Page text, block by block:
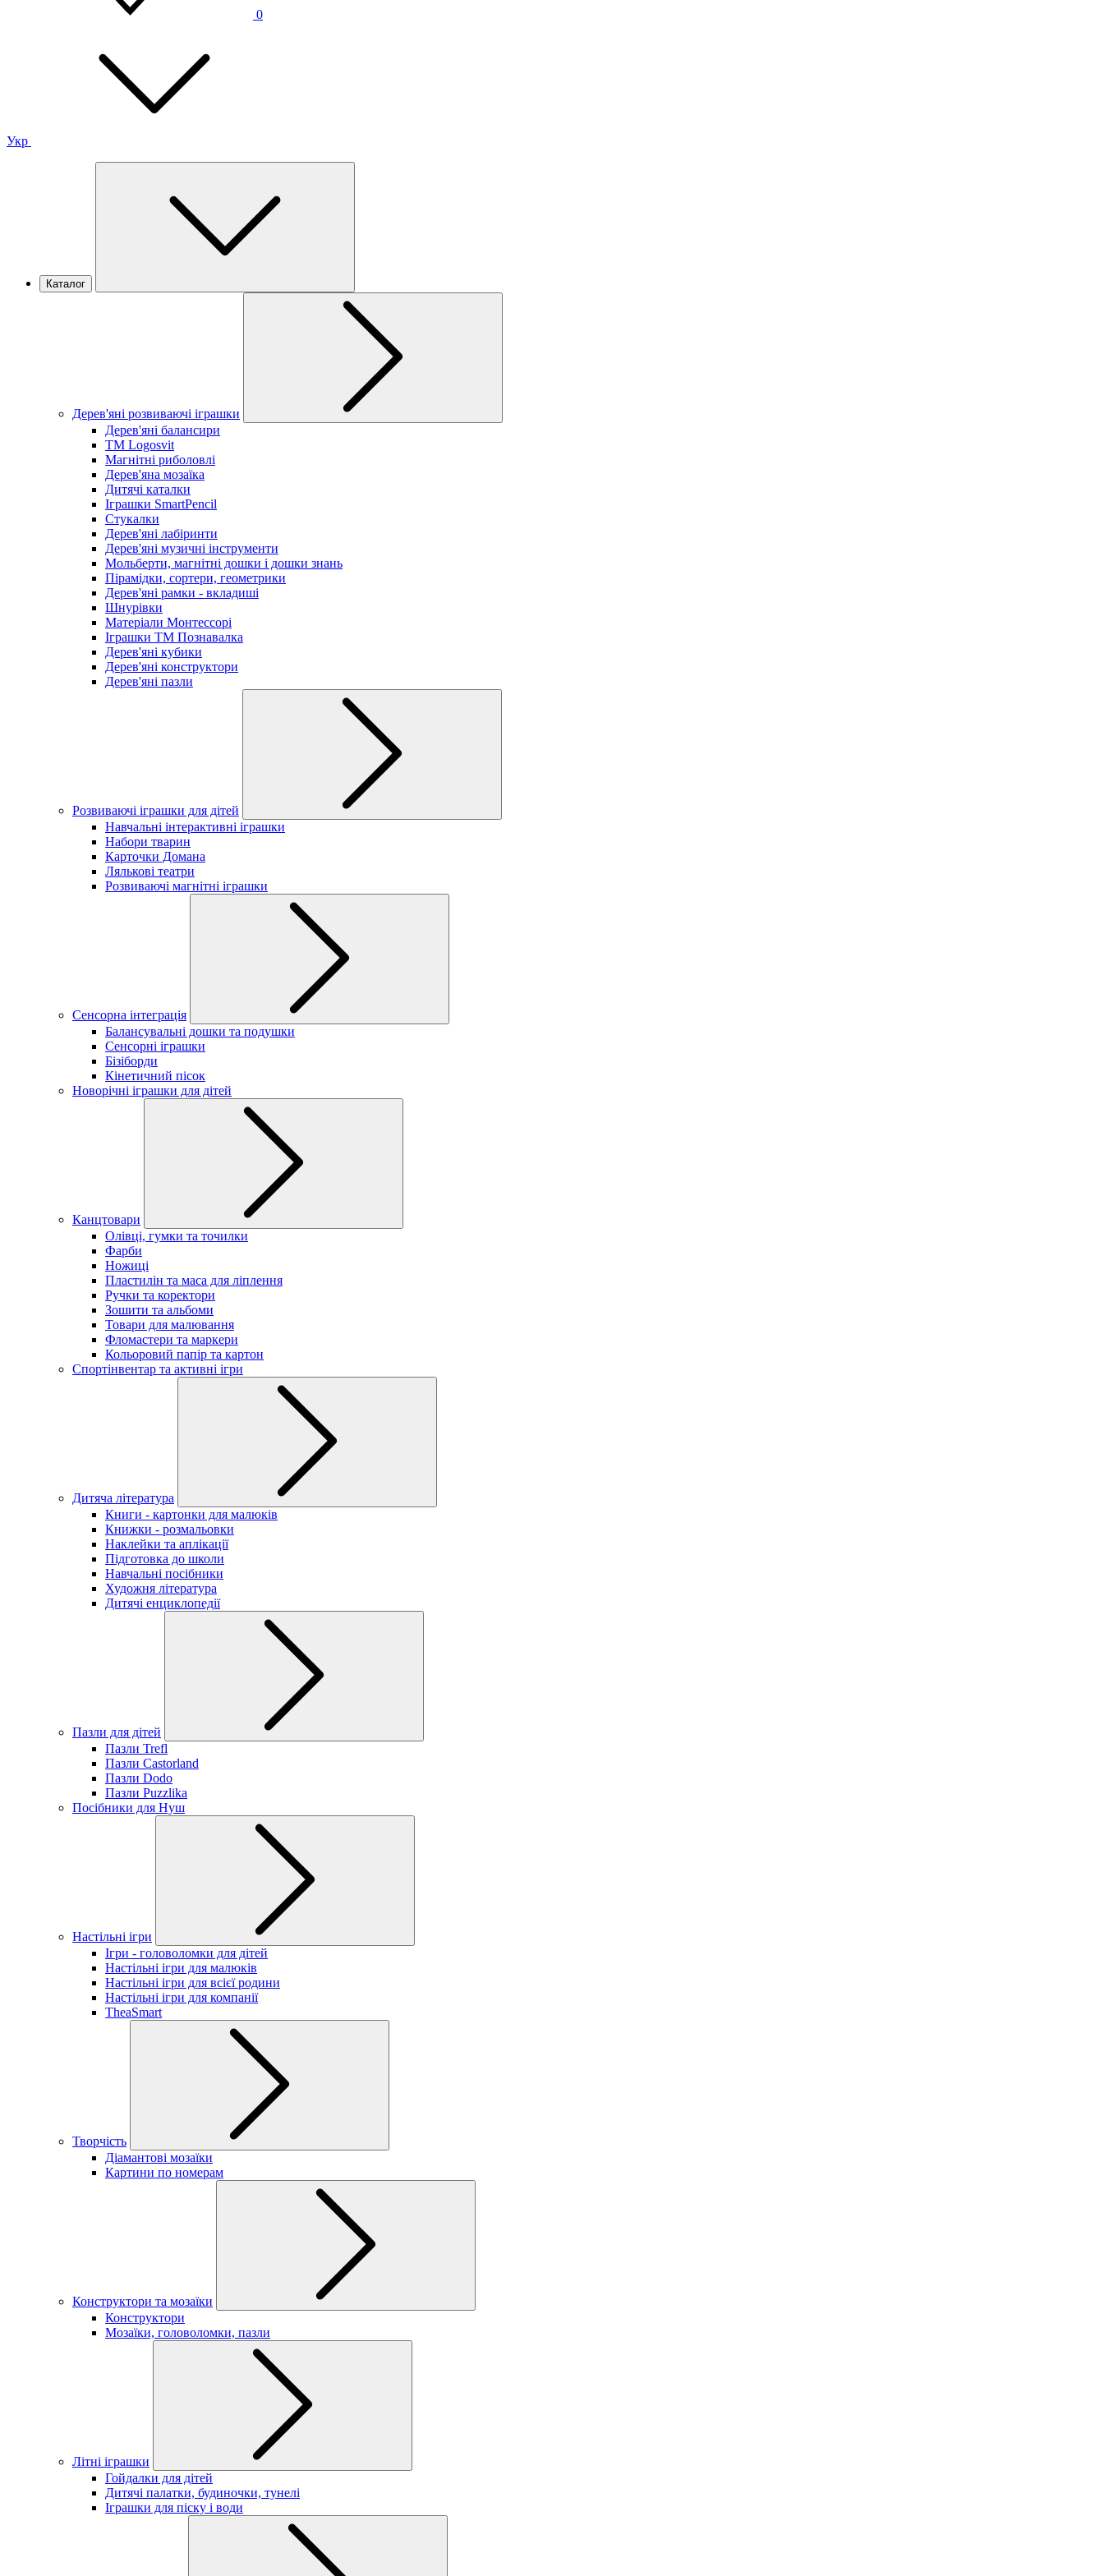
0
Укр
Каталог
Дерев'яні розвиваючі іграшки
Дерев'яні балансири
TM Logosvit
Магнітні риболовлі
Дерев'яна мозаїка
Дитячі каталки
Іграшки SmartPencil
Стукалки
Дерев'яні лабіринти
Дерев'яні музичні інструменти
Мольберти, магнітні дошки і дошки знань
Пірамідки, сортери, геометрики
Дерев'яні рамки - вкладиші
Шнурівки
Матеріали Монтессорі
Іграшки ТМ Познавалка
Дерев'яні кубики
Дерев'яні конструктори
Дерев'яні пазли
Розвиваючі іграшки для дітей
Навчальні інтерактивні іграшки
Набори тварин
Карточки Домана
Лялькові театри
Розвиваючі магнітні іграшки
Сенсорна інтеграція
Балансувальні дошки та подушки
Сенсорні іграшки
Бізіборди
Кінетичний пісок
Новорічні іграшки для дітей
Канцтовари
Олівці, гумки та точилки
Фарби
Ножиці
Пластилін та маса для ліплення
Ручки та коректори
Зошити та альбоми
Товари для малювання
Фломастери та маркери
Кольоровий папір та картон
Спортінвентар та активні ігри
Дитяча література
Книги - картонки для малюків
Книжки - розмальовки
Наклейки та аплікації
Підготовка до школи
Навчальні посібники
Художня література
Дитячі енциклопедії
Пазли для дітей
Пазли Trefl
Пазли Castorland
Пазли Dodo
Пазли Puzzlika
Посібники для Нуш
Настільні ігри
Ігри - головоломки для дітей
Настільні ігри для малюків
Настільні ігри для всієї родини
Настільні ігри для компанії
TheaSmart
Творчість
Діамантові мозаїки
Картини по номерам
Конструктори та мозаїки
Конструктори
Мозаїки, головоломки, пазли
Літні іграшки
Гойдалки для дітей
Дитячі палатки, будиночки, тунелі
Іграшки для піску і води